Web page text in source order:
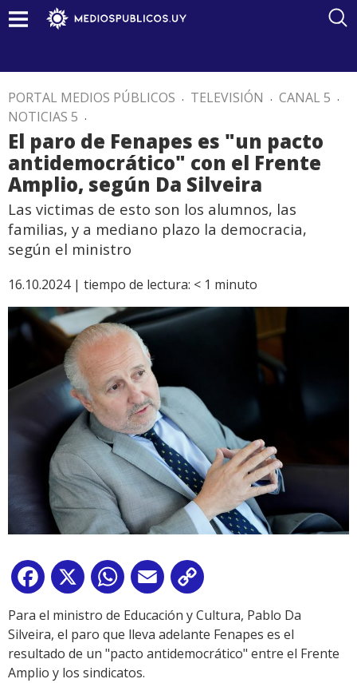
PORTAL MEDIOS PÚBLICOS . TELEVISIÓN . CANAL 5 .
NOTICIAS 5 .
El paro de Fenapes es "un pacto
antidemocrático" con el Frente
Amplio, según Da Silveira
Las victimas de esto son los alumnos, las
familias, y a mediano plazo la democracia,
según el ministro
16.10.2024 | tiempo de lectura: < 1 minuto
Facebook
X WhatsApp
Email
Link
Para el ministro de Educación y Cultura, Pablo Da
Silveira, el paro que lleva adelante Fenapes es el
resultado de un "pacto antidemocrático" entre el Frente
Amplio y los sindicatos.